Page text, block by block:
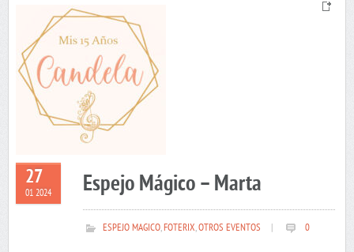
27
01 2024 Espejo Mágico – Marta
ESPEJO MAGICO,FOTERIX,OTROS EVENTOS 0